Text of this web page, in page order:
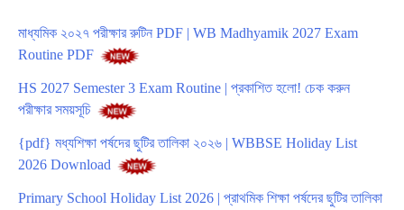
মাধ্যমিক ২০২৭ পরীক্ষার রুটিন PDF | WB Madhyamik 2027 Exam
Routine PDF
HS 2027 Semester 3 Exam Routine | প্রকাশিত হলো! চেক করুন
পরীক্ষার সময়সূচি
{pdf} মধ্যশিক্ষা পর্ষদের ছুটির তালিকা ২০২৬ | WBBSE Holiday List
2026 Download
Primary School Holiday List 2026 | প্রাথমিক শিক্ষা পর্ষদের ছুটির তালিকা